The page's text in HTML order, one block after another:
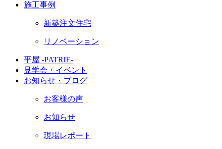
施工事例
新築注文住宅
リノベーション
平屋 -PATRIE-
見学会・イベント
お知らせ・ブログ
お客様の声
お知らせ
現場レポート